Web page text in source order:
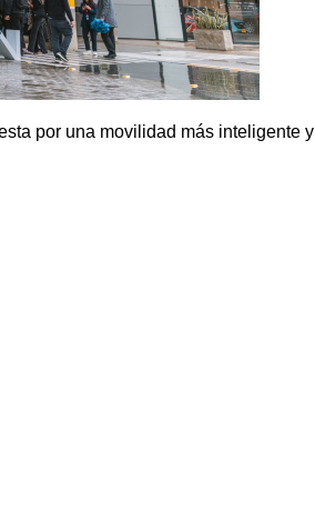
por una movilidad más inteligente y